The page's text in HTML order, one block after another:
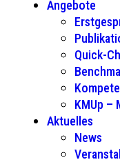
Angebote
Quick-
KMUp –
Aktuelles
News